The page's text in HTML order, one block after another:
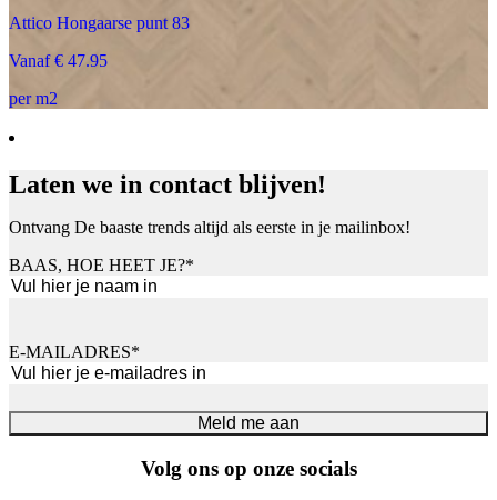
Attico Hongaarse punt 83
Vanaf € 47.95
per m2
Laten we in contact blijven!
Ontvang De baaste trends altijd als eerste in je mailinbox!
BAAS, HOE HEET JE?*
E-MAILADRES*
Meld me aan
Volg ons op onze socials